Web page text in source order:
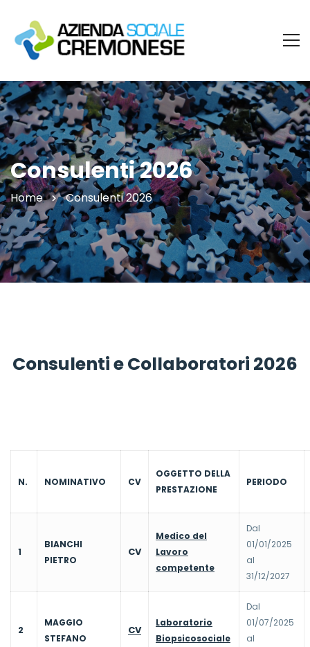
Consulenti 2026
Home Consulenti 2026
Consulenti e Collaboratori 2026
N. NOMINATIVO CV
OGGETTO DELLA
PRESTAZIONE
PERIODO
1
BIANCHI
PIETRO
CV
Medico del
Lavoro
competente
Dal
01/01/2025
al
31/12/2027
2
MAGGIO
STEFANO
CV
Laboratorio
Biopsicosociale
Dal
01/07/2025
al